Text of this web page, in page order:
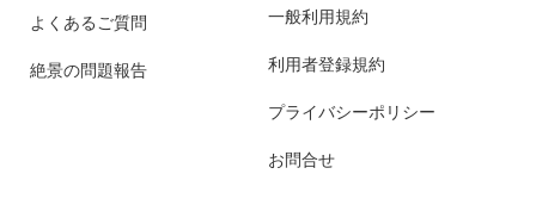
よくあるご質問
絶景の問題報告
一般利用規約
利用者登録規約
プライバシーポリシー
お問合せ